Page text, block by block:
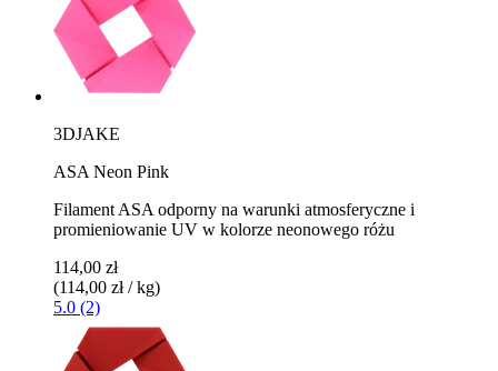
3DJAKE
ASA Neon Pink
Filament ASA odporny na warunki atmosferyczne i
promieniowanie UV w kolorze neonowego różu
114,00 zł
(114,00 zł / kg)
5.0 (2)